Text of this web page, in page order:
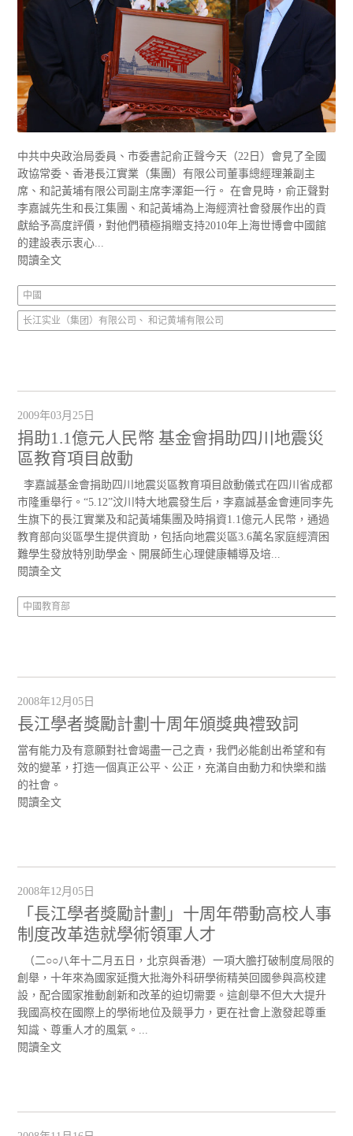
中共中央政治局委員、市委書記俞正聲今天（22日）會見了全國
政協常委、香港長江實業（集團）有限公司董事總經理兼副主
席、和記黃埔有限公司副主席李澤鉅一行。 在會見時，俞正聲對
李嘉誠先生和長江集團、和記黃埔為上海經濟社會發展作出的貢
獻給予高度評價，對他們積極捐贈支持2010年上海世博會中國館
的建設表示衷心...
閱讀全文
中國
长江实业（集团）有限公司、 和记黄埔有限公司
2009年03月25日
捐助1.1億元人民幣 基金會捐助四川地震災
區教育項目啟動
李嘉誠基金會捐助四川地震災區教育項目啟動儀式在四川省成都
市隆重舉行。“5.12”汶川特大地震發生后，李嘉誠基金會連同李先
生旗下的長江實業及和記黃埔集團及時捐資1.1億元人民幣，通過
教育部向災區學生提供資助，包括向地震災區3.6萬名家庭經濟困
難學生發放特別助學金、開展師生心理健康輔導及培...
閱讀全文
中國教育部
2008年12月05日
長江學者獎勵計劃十周年頒獎典禮致詞
當有能力及有意願對社會竭盡一己之責，我們必能創出希望和有
效的變革，打造一個真正公平、公正，充滿自由動力和快樂和諧
的社會。
閱讀全文
2008年12月05日
「長江學者獎勵計劃」十周年帶動高校人事
制度改革造就學術領軍人才
（二○○八年十二月五日，北京與香港）一項大膽打破制度局限的
創舉，十年來為國家延攬大批海外科研學術精英回國參與高校建
設，配合國家推動創新和改革的迫切需要。這創舉不但大大提升
我國高校在國際上的學術地位及競爭力，更在社會上激發起尊重
知識、尊重人才的風氣。...
閱讀全文